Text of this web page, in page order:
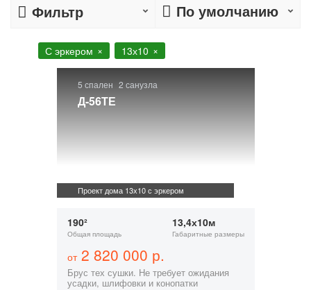
Фильтр По умолчанию
С эркером 13х10
5 спален 2 санузла
Д-56ТЕ
Проект дома 13х10 с эркером
190²
Общая площадь
13,4х10м
Габаритные размеры
от2 820 000 р.
Брус тех сушки. Не требует ожидания
усадки, шлифовки и конопатки